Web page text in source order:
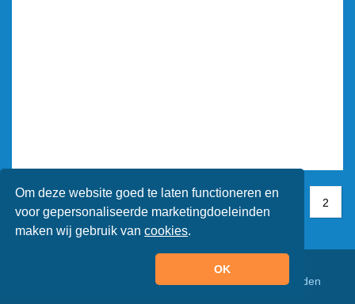
Om deze website goed te laten functioneren en
voor gepersonaliseerde marketingdoeleinden
maken wij gebruik vancookies.
OK
2
© Animaatjes.nl - 2005/2026 - Alle rechten voorbehouden